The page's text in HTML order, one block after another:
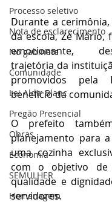
Processo seletivo
Nota de esclarecimento
No gabinete
Comunidade
Lei Aldir Blanc
Pregão Presencial
Obras
Economia
SEMULHER
Homenagem
Durante a
da escola, Zé Mário,
emocionante,
trajetória da
promovidos pela
benefício da
O prefeito
planejamento para
uma cozinha
com o objetivo de
qualidade e
servidores.